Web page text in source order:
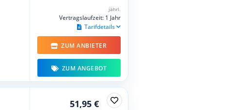
jährl.
Vertragslaufzeit: 1 Jahr
Tarifdetails
ZUM ANBIETER
ZUM ANGEBOT
51,95 €